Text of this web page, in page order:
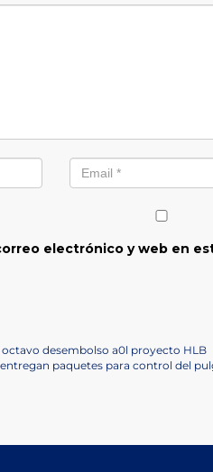
electrónico y web en
desembolso a0l proyecto HLB
entregan paquetes para control del